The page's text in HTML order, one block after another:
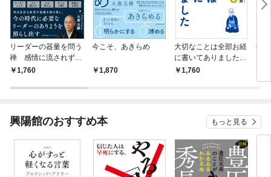
リーダーの器量を問う
禅 感情に流されず正
しく決断するための
1,760
今こそ、あきらめ
1,870
大切なことは全部お経
に書いてありました
どんな悩みも手放せる
1,760
仕
興陽館のおすすめ本 もっと見る